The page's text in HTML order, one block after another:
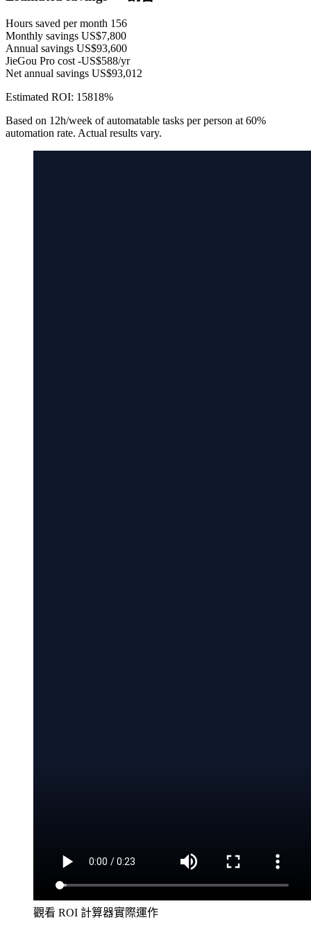
Hours saved per month 156
Monthly savings US$7,800
Annual savings US$93,600
JieGou Pro cost -US$588/yr
Net annual savings US$93,012
Estimated ROI: 15818%
Based on 12h/week of automatable tasks per person at 60%
automation rate. Actual results vary.
觀看 ROI 計算器實際運作